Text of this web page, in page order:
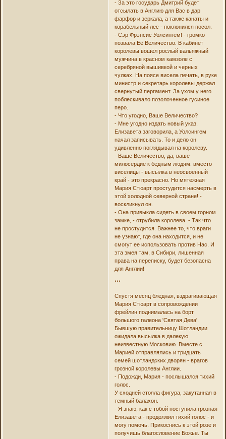
- За это государь Дмитрий будет
отсылать в Англию для Вас в дар
фарфор и зеркала, а также канаты и
корабельный лес - поклонился посол.
- Сэр Фрэнсис Уолсингем! - громко
позвала Её Величество. В кабинет
королевы вошел рослый вальяжный
мужчина в красном камзоле с
серебряной вышивкой и черных
чулках. На поясе висела печать, в руке
министр и секретарь королевы держал
свернутый пергамент. За ухом у него
поблескивало позолоченное гусиное
перо.
- Что угодно, Ваше Величество?
- Мне угодно издать новый указ.
Елизавета заговорила, а Уолсингем
начал записывать. То и дело он
удивленно поглядывал на королеву.
- Ваше Величество, да, ваше
милосердие к бедным людям: вместо
виселицы - высылка в неосвоенный
край - это прекрасно. Но мятежная
Мария Стюарт простудится насмерть в
этой холодной северной стране! -
воскликнул он.
- Она привыкла сидеть в своем горном
замке, - отрубила королева. - Так что
не простудится. Важнее то, что враги
не узнают, где она находится, и не
смогут ее использовать против Нас. И
эта змея там, в Сибири, лишенная
права на переписку, будет безопасна
для Англии!
***
Спустя месяц бледная, вздрагивающая
Мария Стюарт в сопровождении
фрейлин поднималась на борт
большого галеона 'Святая Дева'.
Бывшую правительницу Шотландии
ожидала высылка в далекую
неизвестную Московию. Вместе с
Марией отправлялись и тридцать
семей шотландских дворян - врагов
грозной королевы Англии.
- Подожди, Мария - послышался тихий
голос.
У сходней стояла фигура, закутанная в
темный балахон.
- Я знаю, как с тобой поступила грозная
Елизавета - продолжил тихий голос - и
могу помочь. Прикоснись к этой розе и
получишь благословение Божье. Ты